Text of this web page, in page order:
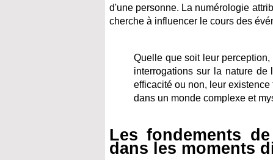
d'une personne. La numérologie
cherche à influencer le cours des
Quelle que soit leur
interrogations sur la nature
efficacité ou non, leur
dans un monde complexe et
Les fondements
dans les moments